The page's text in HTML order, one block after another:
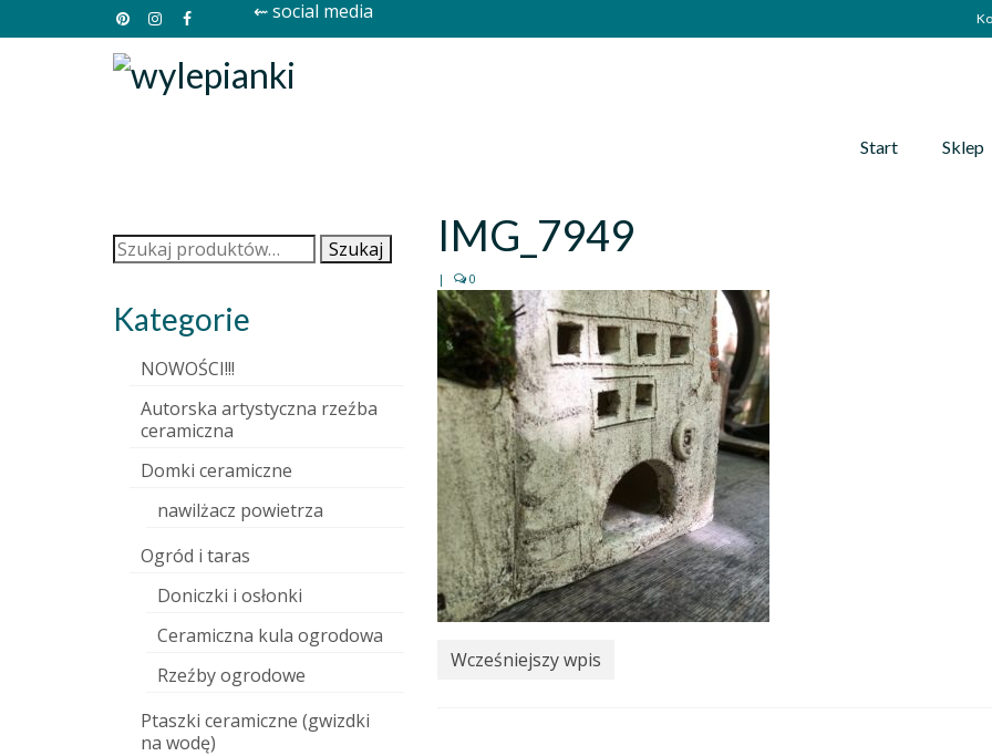
⇜ social media
Start Sklep
IMG_7949
| 0
Wcześniejszy wpis
Szukaj: Szukaj
Kategorie
NOWOŚCI!!!
Autorska artystyczna rzeźba
ceramiczna
Domki ceramiczne
nawilżacz powietrza
Ogród i taras
Doniczki i osłonki
Ceramiczna kula ogrodowa
Rzeźby ogrodowe
Ptaszki ceramiczne (gwizdki
na wodę)